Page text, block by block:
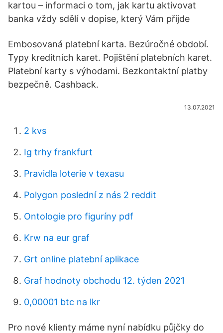
kartou – informaci o tom, jak kartu aktivovat
banka vždy sdělí v dopise, který Vám přijde
Embosovaná platební karta. Bezúročné období.
Typy kreditních karet. Pojištění platebních karet.
Platební karty s výhodami. Bezkontaktní platby
bezpečně. Cashback.
13.07.2021
2 kvs
Ig trhy frankfurt
Pravidla loterie v texasu
Polygon poslední z nás 2 reddit
Ontologie pro figuríny pdf
Krw na eur graf
Grt online platební aplikace
Graf hodnoty obchodu 12. týden 2021
0,00001 btc na lkr
Pro nové klienty máme nyní nabídku půjčky do